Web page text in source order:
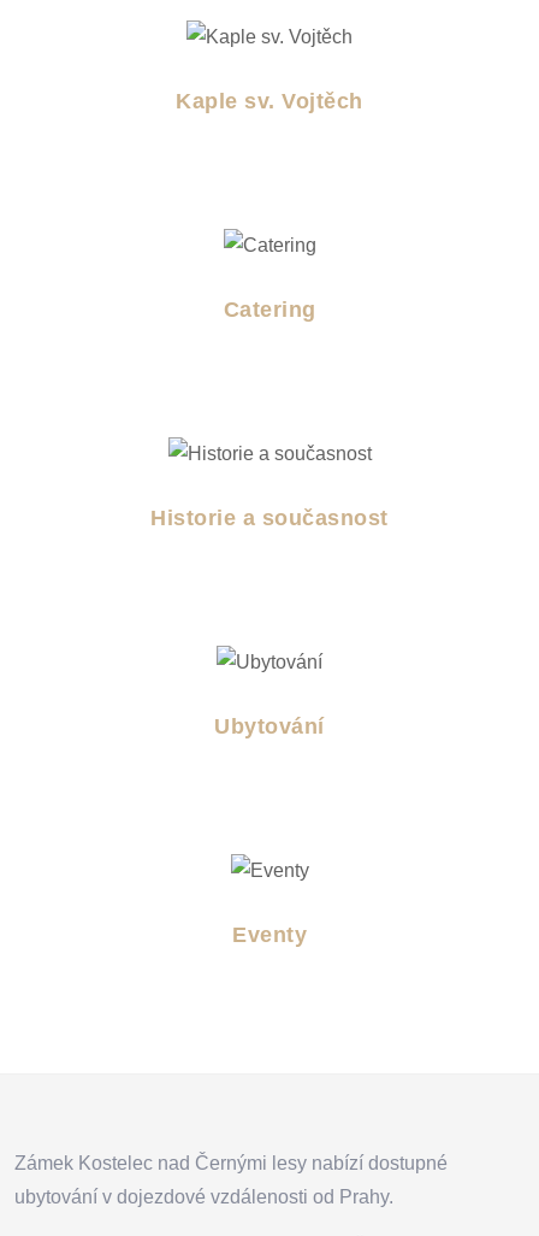
Kaple sv. Vojtěch
Catering
Historie a současnost
Ubytování
Eventy
Zámek Kostelec nad Černými lesy nabízí dostupné
ubytování v dojezdové vzdálenosti od Prahy.